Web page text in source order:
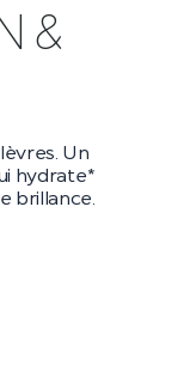
&
Un
hydrate*
brillance.